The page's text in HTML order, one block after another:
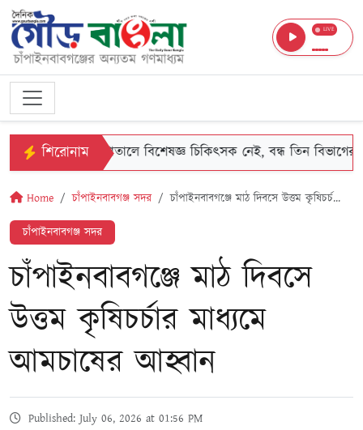
LIVE
শিরোনাম
জেলা হাসপাতালে বিশেষজ্ঞ চিকিৎসক নেই, বন্ধ তিন বিভাগের সেবা
Home চাঁপাইনবাবগঞ্জ সদর চাঁপাইনবাবগঞ্জে মাঠ দিবসে উত্তম কৃষিচর্চ...
চাঁপাইনবাবগঞ্জ সদর
চাঁপাইনবাবগঞ্জে মাঠ দিবসে
উত্তম কৃষিচর্চার মাধ্যমে
আমচাষের আহ্বান
Published: July 06, 2026 at 01:56 PM